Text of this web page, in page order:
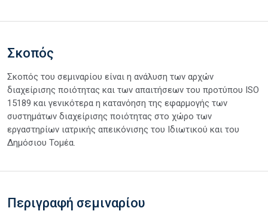
Σκοπός
Σκοπός του σεμιναρίου είναι η ανάλυση των αρχών
διαχείρισης ποιότητας και των απαιτήσεων του προτύπου ISO
15189 και γενικότερα η κατανόηση της εφαρμογής των
συστημάτων διαχείρισης ποιότητας στο χώρο των
εργαστηρίων ιατρικής απεικόνισης του Ιδιωτικού και του
Δημόσιου Τομέα.
Περιγραφή σεμιναρίου